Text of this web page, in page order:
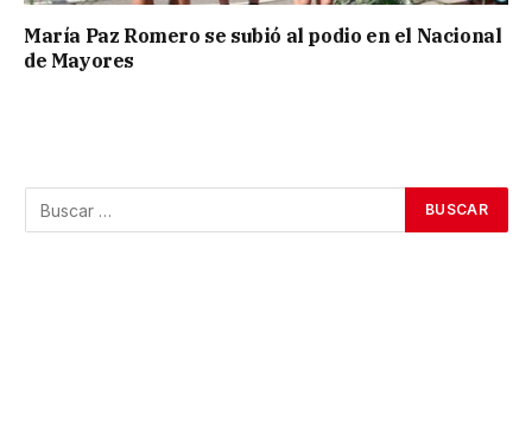
María Paz Romero se subió al podio en el Nacional
de Mayores